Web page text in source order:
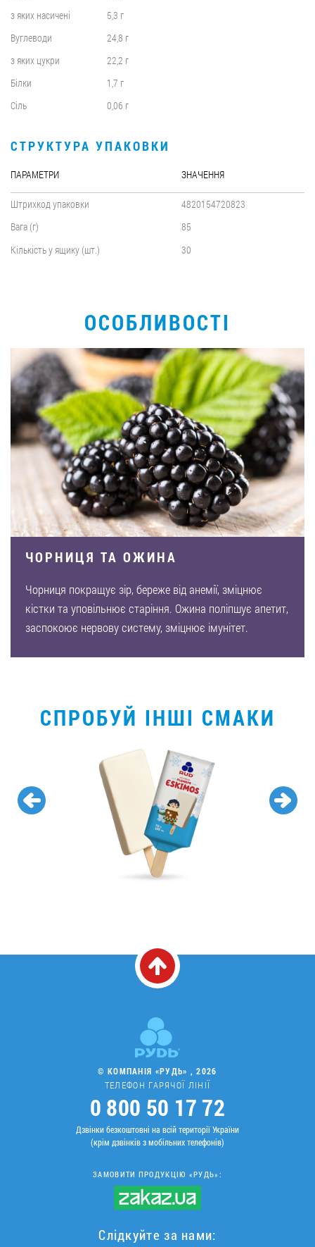
з яких насичені
5,3 г
Вуглеводи
24,8 г
з яких цукри
22,2 г
Білки
1,7 г
Сіль
0,06 г
СТРУКТУРА УПАКОВКИ
ПАРАМЕТРИ ЗНАЧЕННЯ
Штрихкод упаковки
4820154720823
Вага (г)
85
Кількість у ящику (шт.)
30
ОСОБЛИВОСТІ
ЧОРНИЦЯ ТА ОЖИНА
Чорниця покращує зір, береже від анемії, зміцнює
кістки та уповільнює старіння. Ожина поліпшує апетит,
заспокоює нервову систему, зміцнює імунітет.
СПРОБУЙ ІНШІ СМАКИ
© КОМПАНІЯ «РУДЬ» , 2026
ТЕЛЕФОН ГАРЯЧОЇ ЛІНІЇ
0 800 50 17 72
Дзвінки безкоштовні на всій території України
(крім дзвінків з мобільних телефонів)
ЗАМОВИТИ ПРОДУКЦІЮ «РУДЬ»:
Слідкуйте за нами: